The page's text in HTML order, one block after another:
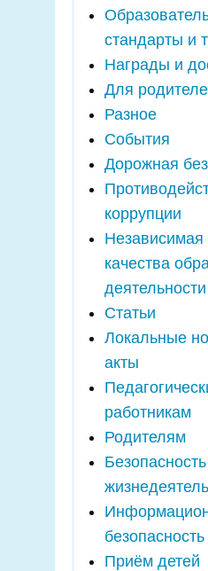
стандарты и
Награды и
Для
Разное
События
Дорожная
коррупции
Независимая
качества
деятельности
Статьи
Локальные
акты
работникам
Родителям
Безопасность
безопасность
Приём детей